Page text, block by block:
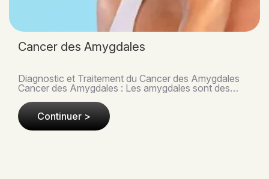
Cancer des Amygdales
Diagnostic et Traitement du Cancer des Amygdales
Cancer des Amygdales : Les amygdales sont des
Continuer >